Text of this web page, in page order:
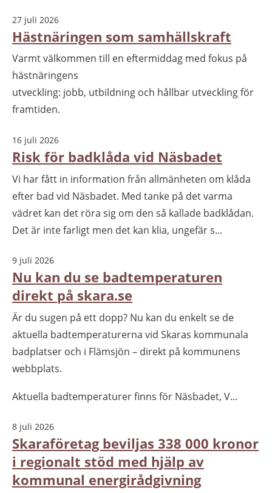
27 juli 2026
Hästnäringen som samhällskraft
Varmt välkommen till en eftermiddag med fokus på
hästnäringens
utveckling: jobb, utbildning och hållbar utveckling för
framtiden.
16 juli 2026
Risk för badklåda vid Näsbadet
Vi har fått in information från allmänheten om klåda
efter bad vid Näsbadet. Med tanke på det varma
vädret kan det röra sig om den så kallade badklådan.
Det är inte farligt men det kan klia, ungefär s...
9 juli 2026
Nu kan du se badtemperaturen
direkt på skara.se
Är du sugen på ett dopp? Nu kan du enkelt se de
aktuella badtemperaturerna vid Skaras kommunala
badplatser och i Flämsjön – direkt på kommunens
webbplats.
Aktuella badtemperaturer finns för Näsbadet, V...
8 juli 2026
Skaraföretag beviljas 338 000 kronor
i regionalt stöd med hjälp av
kommunal energirådgivning